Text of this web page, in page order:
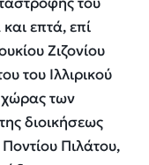
επτά, επί
Ζιζονίου
του Ιλλιρικού
χώρας των
διοικήσεως
Πιλάτου,